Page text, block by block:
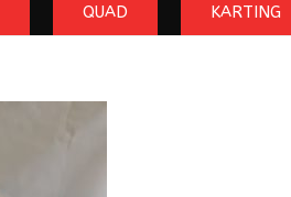
QUAD KARTING